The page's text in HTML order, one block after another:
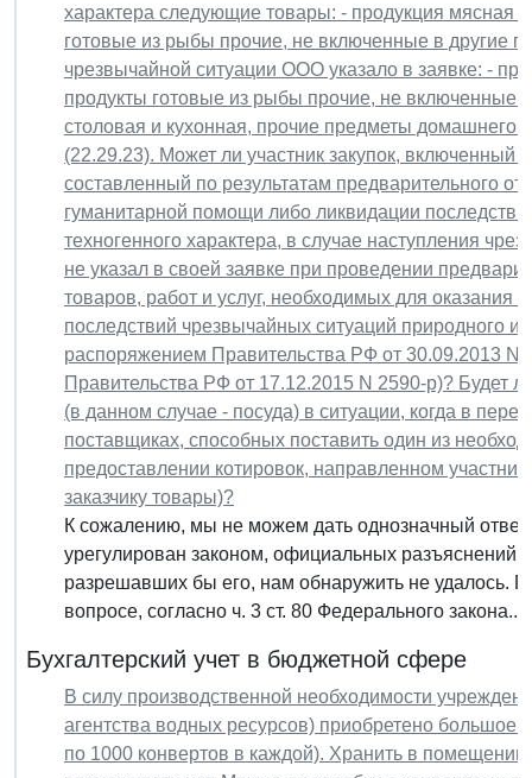
характера следующие товары: - продукция мясная
готовые из рыбы прочие, не включенные в другие
чрезвычайной ситуации ООО указало в заявке: -
продукты готовые из рыбы прочие, не включенные
столовая и кухонная, прочие предметы домашнего
(22.29.23). Может ли участник закупок, включенный
составленный по результатам предварительного
гуманитарной помощи либо ликвидации
техногенного характера, в случае наступления
не указал в своей заявке при проведении
товаров, работ и услуг, необходимых для
последствий чрезвычайных ситуаций природного
распоряжением Правительства РФ от 30.09.2013 N
Правительства РФ от 17.12.2015 N 2590-р)? Будет
(в данном случае - посуда) в ситуации, когда в
поставщиках, способных поставить один из
предоставлении котировок, направленном
заказчику товары)?
К сожалению, мы не можем дать однозначный
урегулирован законом, официальных разъяснений
разрешавших бы его, нам обнаружить не удалось.
вопросе, согласно ч. 3 ст. 80 Федерального закона...
Бухгалтерский учет в бюджетной сфере
В силу производственной необходимости
агентства водных ресурсов) приобретено большое
по 1000 конвертов в каждой). Хранить в